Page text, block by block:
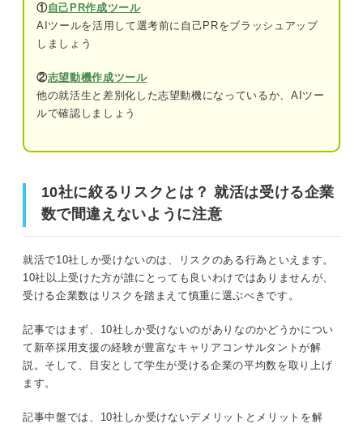
就活で10社しか受けないメリット
②志望度が高い企業の選考対策が入念にで
きる
増やす方法
自己分析をして自分に合う仕事の幅を広げ
就職エージェントを利用する
適職診断ツールを使う
就活で10社しか受けないときは万全の状態で選考
早めに就活に取り組む
①自己PR作成ツール
AIツールを活用して選考前に自己PRをブラッシュアップ
しましょう
②志望動機作成ツール
他の就活生と差別化した志望動機になっているか、AIツー
ルで確認しましょう
10社に絞るリスクとは？ 就活は受ける企業
数で間違えないように注意
就活で10社しか受けないのは、リスクのある行為といえます。
10社以上受けた方が誰にとっても良いわけではありませんが、
受ける企業数はリスクを踏まえて慎重に選ぶべきです。
記事ではまず、10社しか受けないのがありなのかどうかについ
て新卒採用支援の経験が豊富なキャリアコンサルタントが解
説。そして、目安として学生が受ける企業の平均数を取り上げ
ます。
記事中盤では、10社しか受けないデメリットとメリットを解
10社に絞るリスクとは？ 就活は受ける企業数で間違えな
就活のプロに聞く！ 10社しか受けないのはあり？
10社は少ない？ 学生が受ける企業の平均数
エントリー社数の平均は24.8社
ES提出社数の平均は13.9社
就活で受ける企業の数は自分の考えや状況に合わせること
が重要